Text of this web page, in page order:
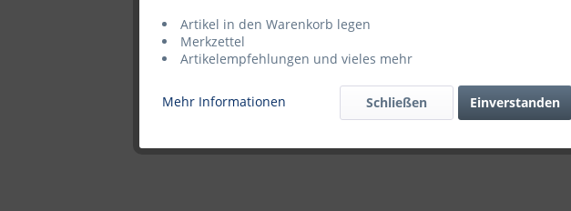
Artikel in den Warenkorb legen
Merkzettel
Artikelempfehlungen und vieles mehr
Mehr Informationen Einverstanden
Schließen